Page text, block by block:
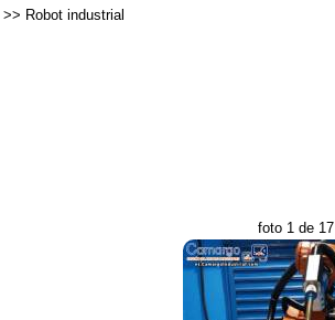
>> Robot industrial
foto 1 de 17